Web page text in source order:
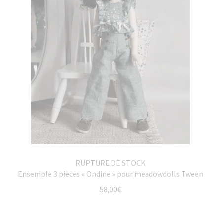
RUPTURE DE STOCK
Ensemble 3 pièces « Ondine » pour meadowdolls Tween
58,00€